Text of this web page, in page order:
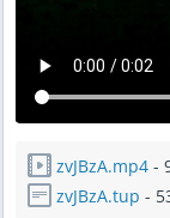
zvJBzA.mp4 -
zvJBzA.tup -